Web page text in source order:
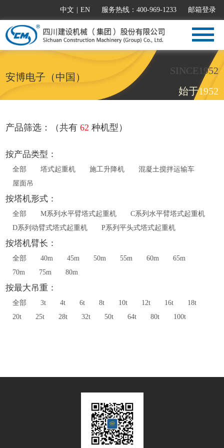
中文 EN 服务热线：400-969-1233 邮箱登录
安博电子（中国）
SINCE1952
始于1952
产品筛选：（共有62 种机型）
按产品类型：
全部 塔式起重机 施工升降机
混凝土搅拌运输车
屋面吊
按塔机形式：
全部 M系列水平臂塔式起重机
C系列水平臂塔式起重机
D系列动臂式塔式起重机
P系列平头式塔式起重机
按塔机臂长：
全部 40m 45m 50m 55m 60m
65m
70m
75m 80m
按最大吊重：
全部 3t 4t 6t 8t 10t 12t 16t
18t
20t
25t 28t 32t 50t 64t 80t 100t